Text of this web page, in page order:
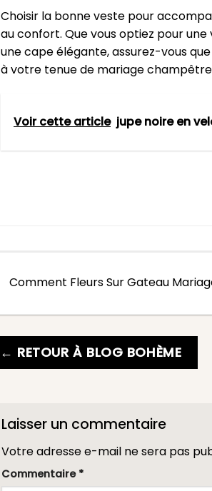
Choisir la bonne veste pour
au confort. Que vous optiez pour
une cape élégante, assurez-vous
à votre tenue de mariage
Voir cette article jupe noire en
Comment Fleurs Sur Gateau
← RETOUR À BLOG BOHÈME
Laisser un commentaire
Votre adresse e-mail ne sera pas
Commentaire *